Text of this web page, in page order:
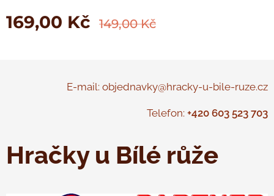
169,00 Kč 149,00Kč
E-mail: objednavky@hracky-u-bile-ruze.cz
Telefon: +420 603 523 703
Hračky u Bílé růže